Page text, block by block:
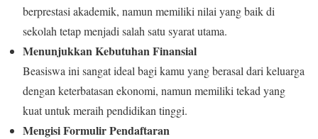
berprestasi akademik, namun memiliki nilai yang baik di
sekolah tetap menjadi salah satu syarat utama.
Menunjukkan Kebutuhan Finansial
Beasiswa ini sangat ideal bagi kamu yang berasal dari keluarga
dengan keterbatasan ekonomi, namun memiliki tekad yang
kuat untuk meraih pendidikan tinggi.
Mengisi Formulir Pendaftaran